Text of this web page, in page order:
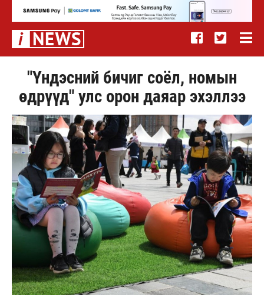
"Үндэсний бичиг соёл, номын
өдрүүд" улс орон даяар эхэллээ